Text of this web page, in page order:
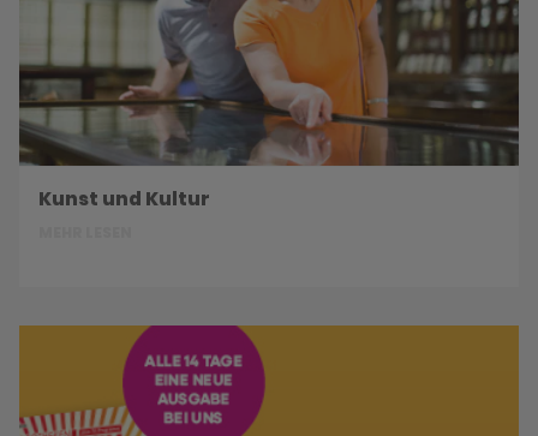
Kunst und Kultur